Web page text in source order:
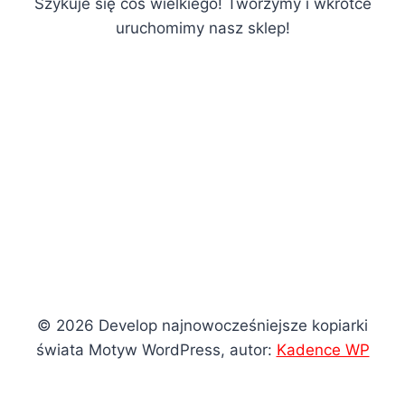
uruchomimy nasz sklep!
© 2026 Develop najnowocześniejsze kopiarki
świata Motyw WordPress, autor: Kadence WP